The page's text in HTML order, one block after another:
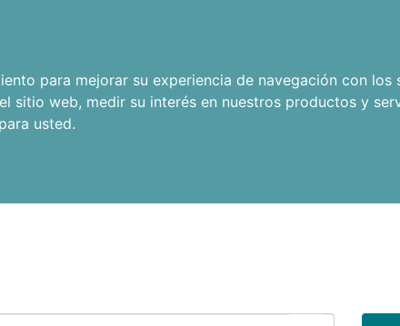
para mejorar su experiencia de navegación con los
sitio web, medir su interés en nuestros productos y
usted.